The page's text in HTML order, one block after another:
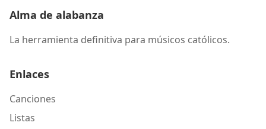
Alma de alabanza
La herramienta definitiva para músicos católicos.
Enlaces
Canciones
Listas